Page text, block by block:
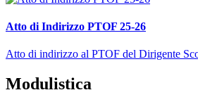
Atto di Indirizzo PTOF 25-26
Atto di indirizzo al PTOF del Dirigente
Modulistica